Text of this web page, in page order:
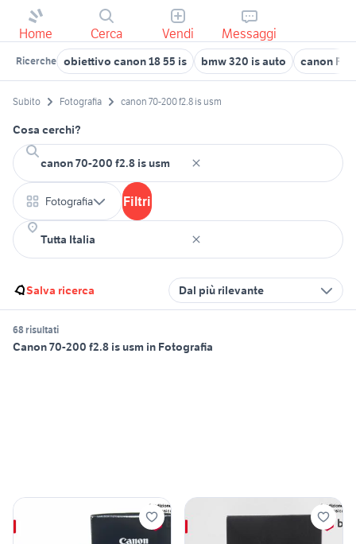
Home Cerca Vendi Messaggi
Ricerche obiettivo canon 18 55 is bmw 320 is auto canon
Subito Fotografia canon 70-200 f2.8 is usm
Cosa cerchi?
Fotografia Filtri
Salva ricerca Dal più rilevante
68 risultati
Canon 70-200 f2.8 is usm in Fotografia